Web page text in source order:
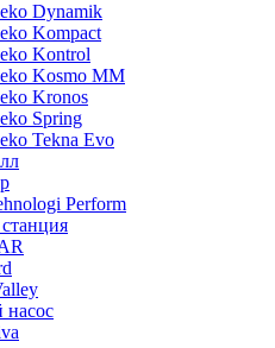
Dynamik
Kompact
Kontrol
Kosmo MM
Kronos
Spring
Tekna Evo
Perform